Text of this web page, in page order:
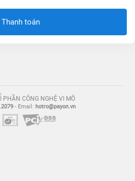
Thanh toán
PHẦN CÔNG NGHỆ VI MÔ
- Email: hotro@payon.vn